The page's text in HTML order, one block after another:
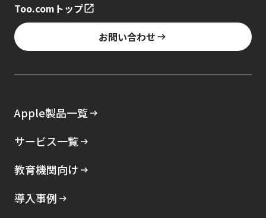
Too.comトップ
お問い合わせ
Apple製品一覧
サービス一覧
教育機関向け
導入事例